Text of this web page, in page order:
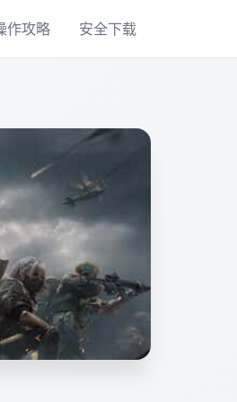
作攻略 安全下载